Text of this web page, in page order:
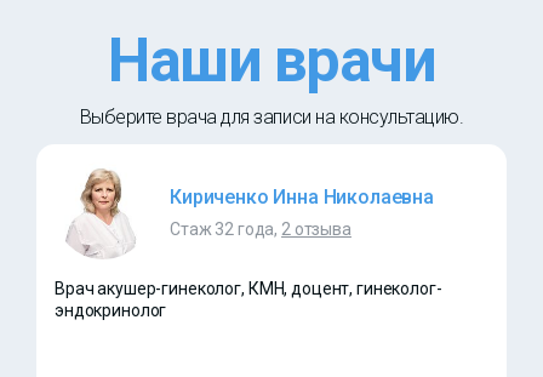
Наши врачи
Выберите врача для записи на консультацию.
Кириченко Инна Николаевна
Стаж 32 года, 2 отзыва
Врач акушер-гинеколог, КМН, доцент, гинеколог-
эндокринолог